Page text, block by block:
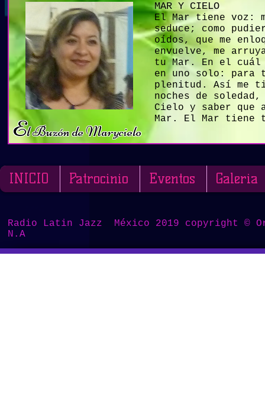
El Buzón de Marycielo
El Mar tiene voz:
seduce; como
oídos, que me
envuelve, me
tu Mar. En el cuál
en uno solo: para
plenitud. Así me
noches de
Cielo y saber que
Mar. El Mar tiene
INICIO Patrocinio Eventos Galeria
Radio Latin Jazz México 2019 copyright ©
N.A